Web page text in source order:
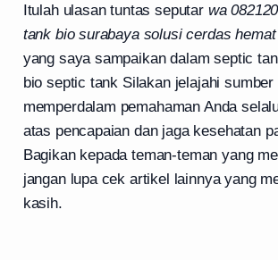
Itulah ulasan tuntas seputar wa
tank bio surabaya solusi cerdas
yang saya sampaikan dalam septic
bio septic tank Silakan jelajahi sumber
memperdalam pemahaman Anda
atas pencapaian dan jaga kesehatan
Bagikan kepada teman-teman yang
jangan lupa cek artikel lainnya yang
kasih.